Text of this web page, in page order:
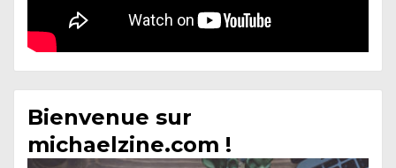
Bienvenue sur
michaelzine.com !